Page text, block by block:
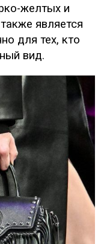
желтых и
является
для тех, кто
вид.